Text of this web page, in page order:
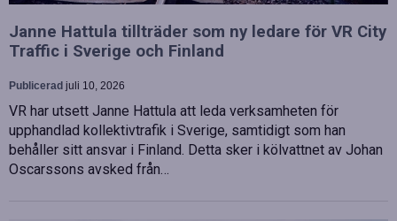
Janne Hattula tillträder som ny ledare för VR City
Traffic i Sverige och Finland
Publicerad juli 10, 2026
VR har utsett Janne Hattula att leda verksamheten för
upphandlad kollektivtrafik i Sverige, samtidigt som han
behåller sitt ansvar i Finland. Detta sker i kölvattnet av Johan
Oscarssons avsked från…